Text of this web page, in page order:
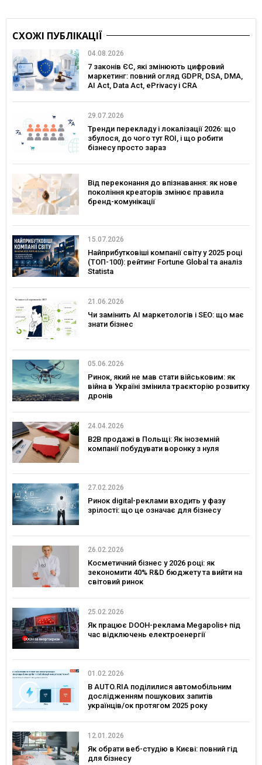
СХОЖІ ПУБЛІКАЦІЇ
04.08.2026
7 законів ЄС, які змінюють цифровий
маркетинг: повний огляд GDPR, DSA, DMA,
AI Act, Data Act, ePrivacy і CRA
29.07.2026
Тренди перекладу і локалізації 2026: що
збулося, до чого тут ROI, і що робити
бізнесу просто зараз
Від переконання до впізнавання: як нове
покоління креаторів змінює правила
бренд-комунікації
15.07.2026
Найприбутковіші компанії світу у 2025 році
(ТОП-100): рейтинг Fortune Global та аналіз
Statista
21.06.2026
Чи замінить AI маркетологів і SEO: що має
знати бізнес
05.06.2026
Ринок, який не мав стати військовим: як
війна в Україні змінила траєкторію розвитку
дронів
24.04.2026
B2B продажі в Польщі: Як іноземній
компанії побудувати воронку з нуля
27.02.2026
Ринок digital-реклами входить у фазу
зрілості: що це означає для бізнесу
26.02.2026
Косметичний бізнес у 2026 році: як
зекономити 40% R&D бюджету та вийти на
світовий ринок
25.02.2026
Як працює DOOH-реклама Megapolis+ під
час відключень електроенергії
01.02.2026
В AUTO.RIA поділилися автомобільним
дослідженням пошукових запитів
українців/ок протягом 2025 року
12.01.2026
Як обрати веб-студію в Києві: повний гід
для бізнесу